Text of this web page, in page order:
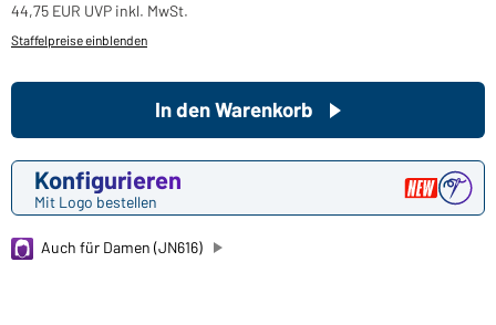
44,75 EUR UVP inkl. MwSt.
Staffelpreise einblenden
Konfigurieren
Mit Logo bestellen
In den Warenkorb
Auch für Damen (JN616)